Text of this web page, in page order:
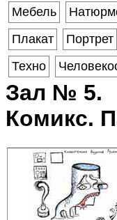
Мебель
Плакат
Портрет
Техно
Зал № 5.
Комикс.